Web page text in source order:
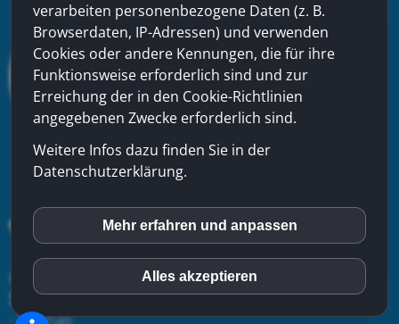
xinfra gmbh - Badstrasse 50 - CH-5200 Brugg - Tel:
544 22 22-Kontakt-Impressum-Datenschutzerklärung
-Sitemap
verarbeiten personenbezogene Daten (z. B.
Browserdaten, IP-Adressen) und verwenden
Cookies oder andere Kennungen, die für ihre
Funktionsweise erforderlich sind und zur
Erreichung der in den Cookie-Richtlinien
angegebenen Zwecke erforderlich sind.
Weitere Infos dazu finden Sie in der
Datenschutzerklärung.
inCMS
Matomo (Piwik)
Mehr erfahren und anpassen
Alles akzeptieren